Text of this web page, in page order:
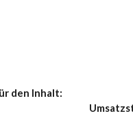
den Inhalt: